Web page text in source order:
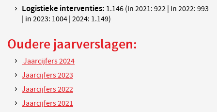
Logistieke interventies: 1.146 (in 2021: 922 | in 2022: 993
| in 2023: 1004 | 2024: 1.149)
Oudere jaarverslagen:
Jaarcijfers 2024
Jaarcijfers 2023
Jaarcijfers 2022
Jaarcijfers 2021